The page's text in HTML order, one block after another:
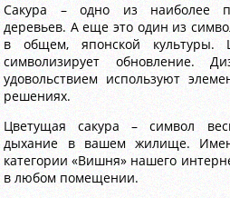
Сакура – одно из наиболее
деревьев. А еще это один из
в общем, японской культуры.
символизирует обновление.
удовольствием используют
решениях.
Цветущая сакура – символ
дыхание в вашем жилище.
категории «Вишня» нашего
в любом помещении.